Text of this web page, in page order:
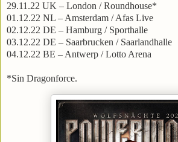
29.11.22 UK – London / Roundhouse*
01.12.22 NL – Amsterdam / Afas Live
02.12.22 DE – Hamburg / Sporthalle
03.12.22 DE – Saarbrucken / Saarlandhalle
04.12.22 BE – Antwerp / Lotto Arena
*Sin Dragonforce.